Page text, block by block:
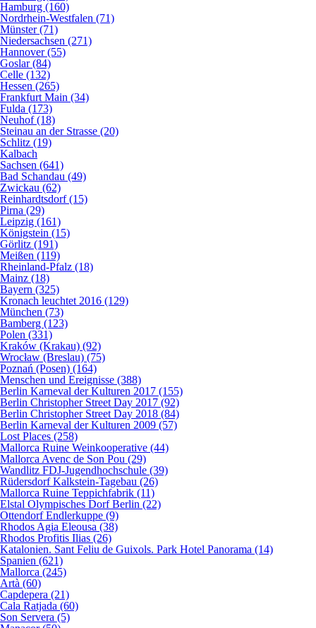
Hamburg (160)
Nordrhein-Westfalen (71)
Münster (71)
Niedersachsen (271)
Hannover (55)
Goslar (84)
Celle (132)
Hessen (265)
Frankfurt Main (34)
Fulda (173)
Neuhof (18)
Steinau an der Strasse (20)
Schlitz (19)
Kalbach
Sachsen (641)
Bad Schandau (49)
Zwickau (62)
Reinhardtsdorf (15)
Pirna (29)
Leipzig (161)
Königstein (15)
Görlitz (191)
Meißen (119)
Rheinland-Pfalz (18)
Mainz (18)
Bayern (325)
Kronach leuchtet 2016 (129)
München (73)
Bamberg (123)
Polen (331)
Kraków (Krakau) (92)
Wrocław (Breslau) (75)
Poznań (Posen) (164)
Menschen und Ereignisse (388)
Berlin Karneval der Kulturen 2017 (155)
Berlin Christopher Street Day 2017 (92)
Berlin Christopher Street Day 2018 (84)
Berlin Karneval der Kulturen 2009 (57)
Lost Places (258)
Mallorca Ruine Weinkooperative (44)
Mallorca Avenc de Son Pou (29)
Wandlitz FDJ-Jugendhochschule (39)
Rüdersdorf Kalkstein-Tagebau (26)
Mallorca Ruine Teppichfabrik (11)
Elstal Olympisches Dorf Berlin (22)
Ottendorf Endlerkuppe (9)
Rhodos Agia Eleousa (38)
Rhodos Profitis Ilias (26)
Katalonien. Sant Feliu de Guixols. Park Hotel Panorama (14)
Spanien (621)
Mallorca (245)
Artà (60)
Capdepera (21)
Cala Ratjada (60)
Son Servera (5)